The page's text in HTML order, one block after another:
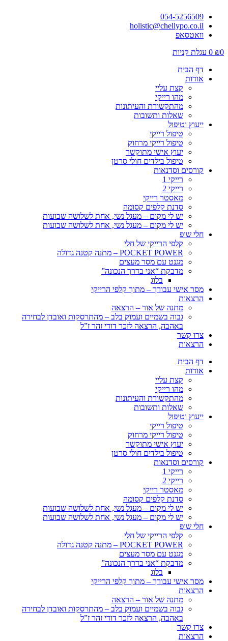
054-5256509
holistic@chellypo.co.il
וואטסאפ
₪0
0 עגלת קניות
דף הבית
אודות
קצת עליי
מהו רייקי
מהתקשורת והעיתונות
שאלות ותשובות
ייעוץ וטיפול
טיפול רייקי
טיפול רייקי מרחוק
יעוץ אישי מתוקשר
טיפול בילדים חולי סרטן
קורסים וסדנאות
רייקי 1
רייקי 2
מאסטר רייקי
סדנת קלפים קסומה
יש לי מקום – מעגל נשי, אחת לשלושה שבועות
יש לי מקום – מעגל נשי, אחת לשלושה שבועות
חלי שופ
קלפי הרייקי של חלי
POCKET POWER – מתנה קטנה גדולה
מגנט עם מסר מעצים
מדבקת “אני בדרך הנכונה”
בלוג
מסר אישי עבורך – מתוך קלפי הרייקי
הרצאות
מתנה של אור – הרצאה
גבוה בשמיים ועמוק בלב – מהתרסקות ואובדן לבחירה
באהבה, הרצאה לזכר דודי זהר ז”ל
צרו קשר
הרצאות
דף הבית
אודות
קצת עליי
מהו רייקי
מהתקשורת והעיתונות
שאלות ותשובות
ייעוץ וטיפול
טיפול רייקי
טיפול רייקי מרחוק
יעוץ אישי מתוקשר
טיפול בילדים חולי סרטן
קורסים וסדנאות
רייקי 1
רייקי 2
מאסטר רייקי
סדנת קלפים קסומה
יש לי מקום – מעגל נשי, אחת לשלושה שבועות
יש לי מקום – מעגל נשי, אחת לשלושה שבועות
חלי שופ
קלפי הרייקי של חלי
POCKET POWER – מתנה קטנה גדולה
מגנט עם מסר מעצים
מדבקת “אני בדרך הנכונה”
בלוג
מסר אישי עבורך – מתוך קלפי הרייקי
הרצאות
מתנה של אור – הרצאה
גבוה בשמיים ועמוק בלב – מהתרסקות ואובדן לבחירה
באהבה, הרצאה לזכר דודי זהר ז”ל
צרו קשר
הרצאות